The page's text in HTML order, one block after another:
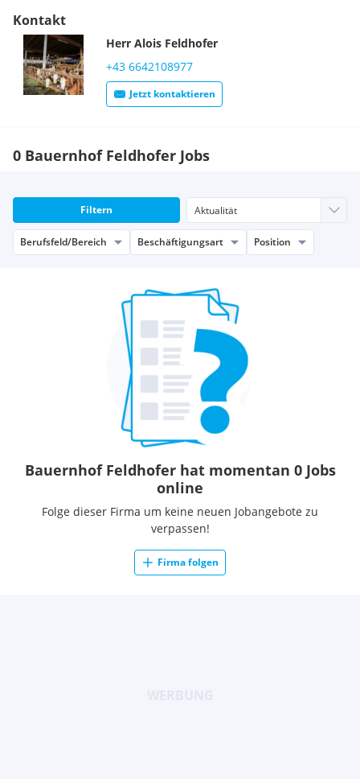
Kontakt
Herr Alois Feldhofer
+43 6642108977
Jetzt kontaktieren
0 Bauernhof Feldhofer Jobs
Filtern
Berufsfeld/Bereich Beschäftigungsart Position
Bauernhof Feldhofer hat momentan 0 Jobs
online
Folge dieser Firma um keine neuen Jobangebote zu
verpassen!
Firma folgen